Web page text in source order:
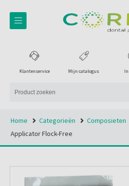
Mijn catalogus
Klantenservice
Home Categorieën Composieten
Applicator Flock-Free